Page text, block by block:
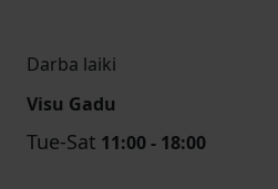
Darba laiki
Visu Gadu
Tue-Sat 11:00 - 18:00